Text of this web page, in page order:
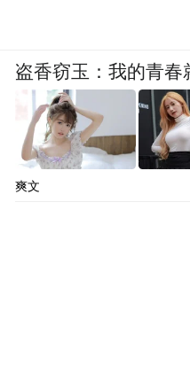
盗香窃玉：我的青春
爽文